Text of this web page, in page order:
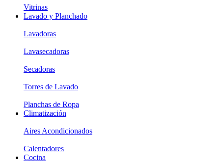
Vitrinas
Lavado y Planchado
Lavadoras
Lavasecadoras
Secadoras
Torres de Lavado
Planchas de Ropa
Climatización
Aires Acondicionados
Calentadores
Cocina